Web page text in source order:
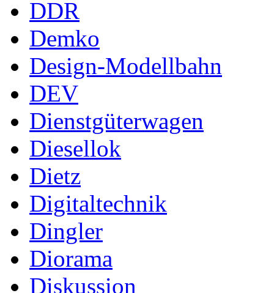
DDR
Demko
Design-Modellbahn
DEV
Dienstgüterwagen
Diesellok
Dietz
Digitaltechnik
Dingler
Diorama
Diskussion